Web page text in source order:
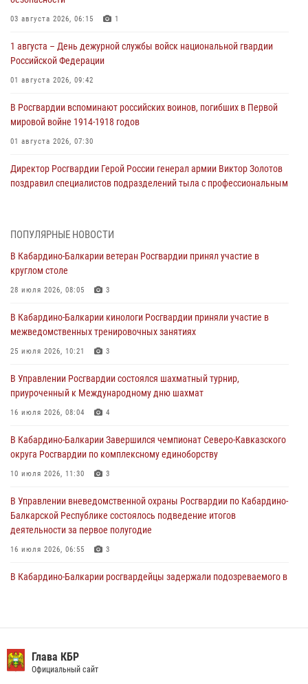
03 августа 2026, 06:15 1
1 августа – День дежурной службы войск национальной гвардии
Российской Федерации
01 августа 2026, 09:42
В Росгвардии вспоминают российских воинов, погибших в Первой
мировой войне 1914-1918 годов
01 августа 2026, 07:30
Директор Росгвардии Герой России генерал армии Виктор Золотов
поздравил специалистов подразделений тыла с профессиональным
направлении
31 июля 2026, 09:22
генерала армии Виктора Золотова с заместителем полномочного
представителя Президента Российской Федерации в Северо-
Кавказском федеральном округе Виталием Кузнецовым
Управление Росгвардии по Кабардино-Балкарской Республике
информирует
В Кабардино-Балкарии нештатные инструктора подразделений
Росгвардии отработали профессиональные навыки
ПОПУЛЯРНЫЕ НОВОСТИ
В Кабардино-Балкарии ветеран Росгвардии принял участие в
круглом столе
28 июля 2026, 08:05 3
В Кабардино-Балкарии кинологи Росгвардии приняли участие в
межведомственных тренировочных занятиях
25 июля 2026, 10:21 3
В Управлении Росгвардии состоялся шахматный турнир,
приуроченный к Международному дню шахмат
16 июля 2026, 08:04 4
В Кабардино-Балкарии Завершился чемпионат Северо-Кавказского
округа Росгвардии по комплексному единоборству
10 июля 2026, 11:30 3
В Управлении вневедомственной охраны Росгвардии по Кабардино-
Балкарской Республике состоялось подведение итогов
деятельности за первое полугодие
16 июля 2026, 06:55 3
В Кабардино-Балкарии росгвардейцы задержали подозреваемого в
округе Росгвардии
09 июля 2026, 08:36
Глава КБР
Официальный сайт